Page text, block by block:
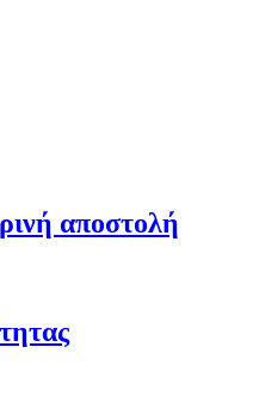
αποστολή